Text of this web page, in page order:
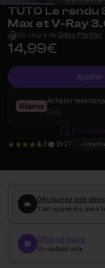
TUTO Le rendu
Max et V-Ray
Un cours de Gilles Pfeiffer
14,99€
Ajouter
4.75 4,8 3h37
Acheter
plus
Découvrez nos abos
Tout apprendre, sans
Offrir ce cours
Un cadeau utile.